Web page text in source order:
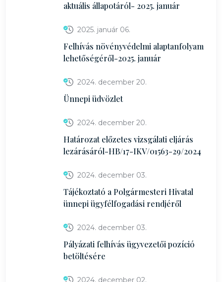
aktuális állapotáról- 2025. január
2025. január 06.
Felhívás növényvédelmi alaptanfolyam
lehetőségéről-2025. január
2024. december 20.
Ünnepi üdvözlet
2024. december 20.
Határozat előzetes vizsgálati eljárás
lezárásáról-HB/17-IKV/01563-29/2024
2024. december 03.
Tájékoztató a Polgármesteri Hivatal
ünnepi ügyfélfogadási rendjéről
2024. december 03.
Pályázati felhívás ügyvezetői pozíció
betöltésére
2024. december 02.